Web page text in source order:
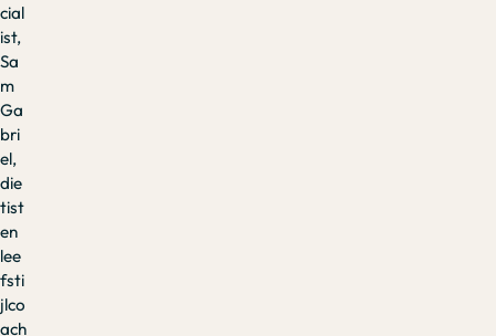
cial
ist,
Sa
m
Ga
bri
el,
die
tist
en
lee
fsti
jlco
ach